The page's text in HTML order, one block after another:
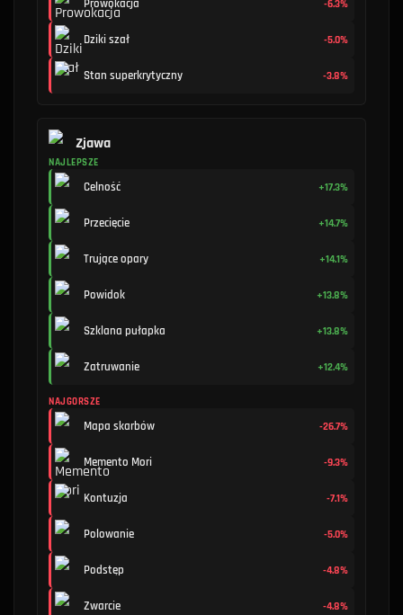
Prowokacja -6.3%
Dziki szał -5.0%
Stan superkrytyczny -3.8%
Zjawa
NAJLEPSZE
Celność +17.3%
Przecięcie +14.7%
Trujące opary +14.1%
Powidok +13.8%
Szklana pułapka +13.8%
Zatruwanie +12.4%
NAJGORSZE
Mapa skarbów -26.7%
Memento Mori -9.3%
Kontuzja -7.1%
Polowanie -5.0%
Podstęp -4.8%
Zwarcie -4.8%